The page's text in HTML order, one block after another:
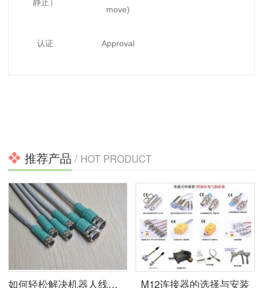
静止）
move)
认证 Approval
推荐产品 / HOT PRODUCT
如何轻松解决机器人线束问题? M12连接器的选择与安装